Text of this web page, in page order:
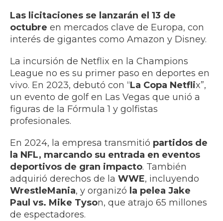
Las licitaciones se lanzarán el 13 de
octubre en mercados clave de Europa, con
interés de gigantes como Amazon y Disney.
La incursión de Netflix en la Champions
League no es su primer paso en deportes en
vivo. En 2023, debutó con “La Copa Netflix”,
un evento de golf en Las Vegas que unió a
figuras de la Fórmula 1 y golfistas
profesionales.
En 2024, la empresa transmitió partidos de
la NFL, marcando su entrada en eventos
deportivos de gran impacto. También
adquirió derechos de la WWE, incluyendo
WrestleMania, y organizó la pelea Jake
Paul vs. Mike Tyson, que atrajo 65 millones
de espectadores.